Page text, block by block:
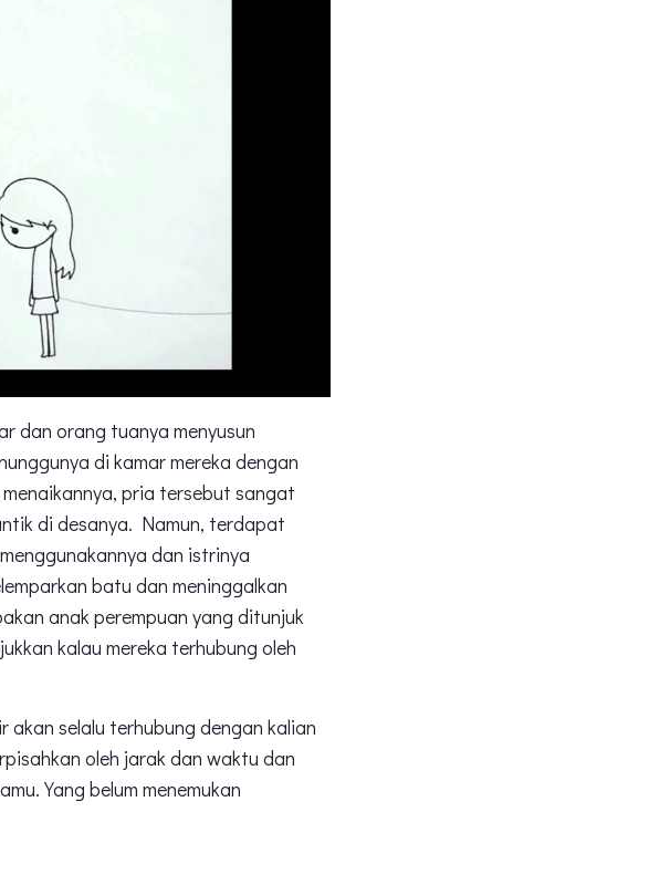
dan orang tuanya menyusun
di kamar mereka dengan
pria tersebut sangat
di desanya. Namun, terdapat
dan istrinya
batu dan meninggalkan
anak perempuan yang ditunjuk
kalau mereka terhubung oleh
akan selalu terhubung dengan kalian
oleh jarak dan waktu dan
Yang belum menemukan